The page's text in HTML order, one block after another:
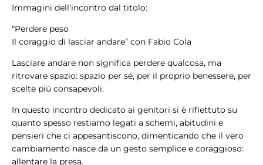
Immagini dell’incontro dal titolo:
“Perdere peso
Il coraggio di lasciar andare” con Fabio Cola
Lasciare andare non significa perdere qualcosa, ma
ritrovare spazio: spazio per sé, per il proprio benessere, per
scelte più consapevoli.
In questo incontro dedicato ai genitori si è riflettuto su
quanto spesso restiamo legati a schemi, abitudini e
pensieri che ci appesantiscono, dimenticando che il vero
cambiamento nasce da un gesto semplice e coraggioso:
allentare la presa.